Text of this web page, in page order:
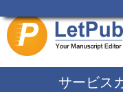
サービス